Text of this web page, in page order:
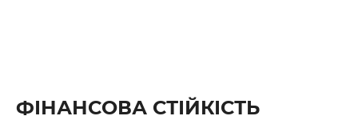
ФІНАНСОВА СТІЙКІСТЬ